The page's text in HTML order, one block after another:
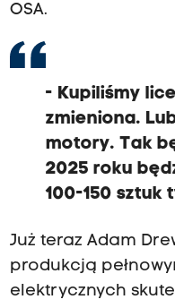
OSA.
- Kupiliśmy
zmieniona.
motory. Tak
2025 roku
100-150 sztuk
Już teraz Adam
produkcją
elektrycznych